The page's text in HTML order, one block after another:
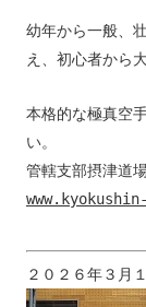
幼年から一般、
え、初心者から
本格的な極真空
い。
管轄支部摂津道
２０２６年３月